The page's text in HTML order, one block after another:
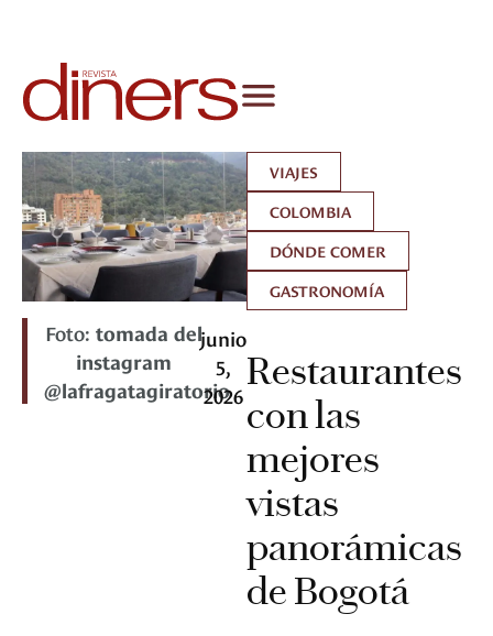
Foto:tomada del
instagram
@lafragatagiratorio
junio
5,
2026
VIAJES
COLOMBIA
DÓNDE COMER
GASTRONOMÍA
Restaurantes
con las
mejores
vistas
panorámicas
de Bogotá